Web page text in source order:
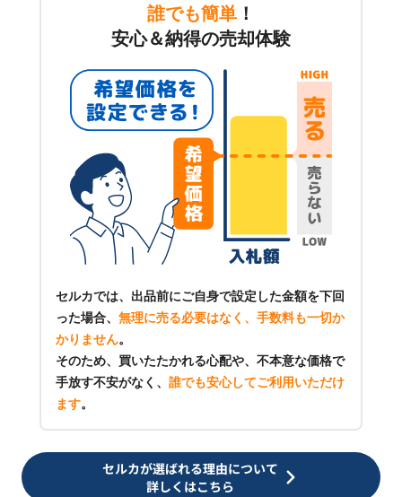
誰でも簡単 ！
安心＆納得の売却体験
セルカでは、出品前にご自身で設定した金額を下回
った場合、 無理に売る必要はなく、手数料も一切か
かりません。
そのため、買いたたかれる心配や、不本意な価格で
手放す不安がなく、 誰でも安心してご利用いただけ
ます。
セルカが選ばれる理由について
詳しくはこちら